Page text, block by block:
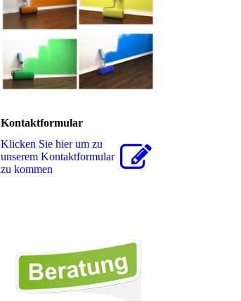
Kontaktformular
Klicken Sie hier um zu
unserem Kon­takt­for­mu­lar
zu kommen